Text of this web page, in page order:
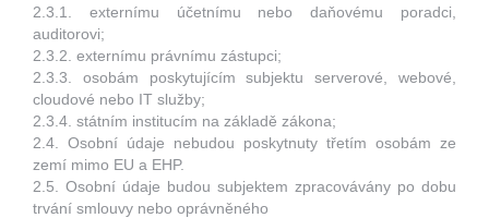
2.3.1. externímu účetnímu nebo daňovému poradci,
auditorovi;
2.3.2. externímu právnímu zástupci;
2.3.3. osobám poskytujícím subjektu serverové, webové,
cloudové nebo IT služby;
2.3.4. státním institucím na základě zákona;
2.4. Osobní údaje nebudou poskytnuty třetím osobám ze
zemí mimo EU a EHP.
2.5. Osobní údaje budou subjektem zpracovávány po dobu
trvání smlouvy nebo oprávněného